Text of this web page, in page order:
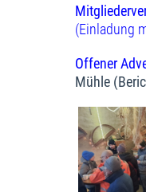
(Einladung
Offener
Mühle